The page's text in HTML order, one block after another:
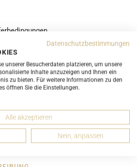
Datenschutzbestimmungen
unserer Besucherdaten platzieren, um unsere
Inhalte anzuzeigen und Ihnen ein
zu bieten. Für weitere Informationen zu den
öffnen Sie die Einstellungen.
Alle akzeptieren
Nein, anpassen